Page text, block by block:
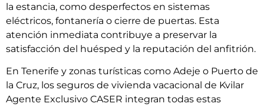
la estancia, como desperfectos en sistemas
eléctricos, fontanería o cierre de puertas. Esta
atención inmediata contribuye a preservar la
satisfacción del huésped y la reputación del anfitrión.
En Tenerife y zonas turísticas como Adeje o Puerto de
la Cruz, los seguros de vivienda vacacional de Kvilar
Agente Exclusivo CASER integran todas estas